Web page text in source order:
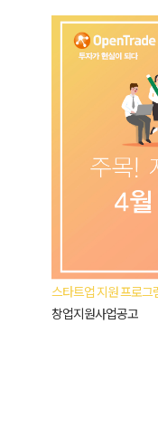
스타트업 지원 프로그
창업지원사업공고